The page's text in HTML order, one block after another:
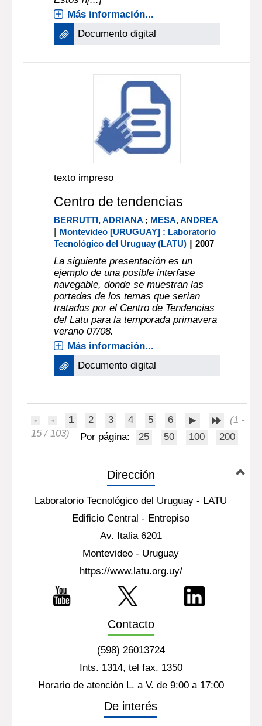
Más información...
Documento digital
texto impreso
Centro de tendencias
BERRUTTI, ADRIANA ; MESA, ANDREA
| Montevideo [URUGUAY] : Laboratorio
Tecnológico del Uruguay (LATU) |2007
La siguiente presentación es un
ejemplo de una posible interfase
navegable, donde se muestran las
portadas de los temas que serían
tratados por el Centro de Tendencias
del Latu para la temporada primavera
verano 07/08.
Más información...
Documento digital
1 2 3 4 5 6
(1 -
15 / 103)
Por página: 25 50 100 200
Dirección
Laboratorio Tecnológico del Uruguay - LATU
Edificio Central - Entrepiso
Av. Italia 6201
Montevideo - Uruguay
https://www.latu.org.uy/
Contacto
(598) 26013724
Ints. 1314, tel fax. 1350
Horario de atención L. a V. de 9:00 a 17:00
De interés